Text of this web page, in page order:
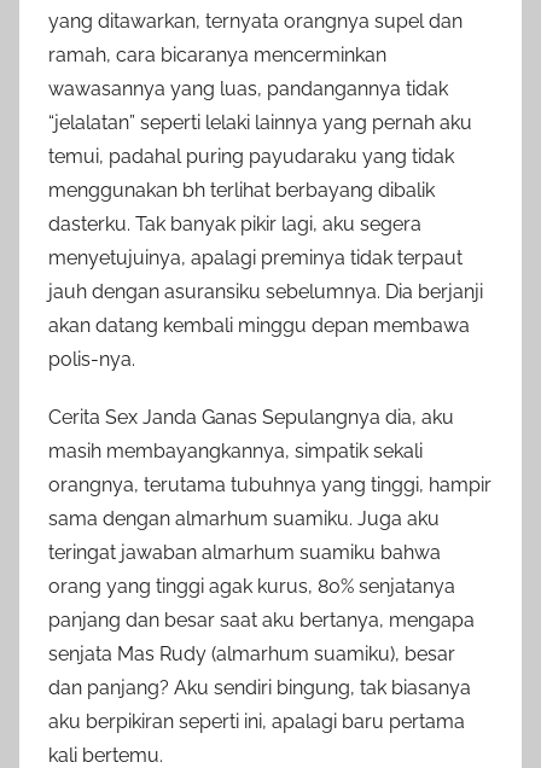
yang ditawarkan, ternyata orangnya supel dan
ramah, cara bicaranya mencerminkan
wawasannya yang luas, pandangannya tidak
“jelalatan” seperti lelaki lainnya yang pernah aku
temui, padahal puring payudaraku yang tidak
menggunakan bh terlihat berbayang dibalik
dasterku. Tak banyak pikir lagi, aku segera
menyetujuinya, apalagi preminya tidak terpaut
jauh dengan asuransiku sebelumnya. Dia berjanji
akan datang kembali minggu depan membawa
polis-nya.
Cerita Sex Janda Ganas Sepulangnya dia, aku
masih membayangkannya, simpatik sekali
orangnya, terutama tubuhnya yang tinggi, hampir
sama dengan almarhum suamiku. Juga aku
teringat jawaban almarhum suamiku bahwa
orang yang tinggi agak kurus, 80% senjatanya
panjang dan besar saat aku bertanya, mengapa
senjata Mas Rudy (almarhum suamiku), besar
dan panjang? Aku sendiri bingung, tak biasanya
aku berpikiran seperti ini, apalagi baru pertama
kali bertemu.